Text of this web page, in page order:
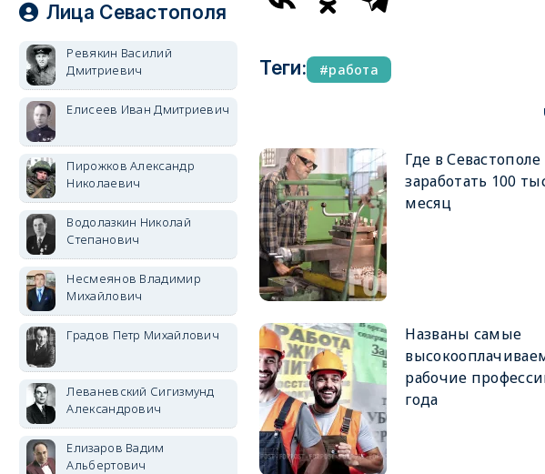
Теги: работа
Где в
заработать 100
месяц
Названы самые
рабочие
года
Лица Севастополя
Ревякин Василий
Дмитриевич
Елисеев Иван Дмитриевич
Пирожков Александр
Николаевич
Водолазкин Николай
Степанович
Несмеянов Владимир
Михайлович
Градов Петр Михайлович
Леваневский Сигизмунд
Александрович
Елизаров Вадим
Альбертович